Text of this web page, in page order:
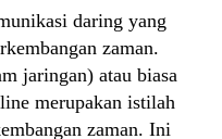
daring yang
zaman.
jaringan) atau biasa
merupakan istilah
zaman. Ini